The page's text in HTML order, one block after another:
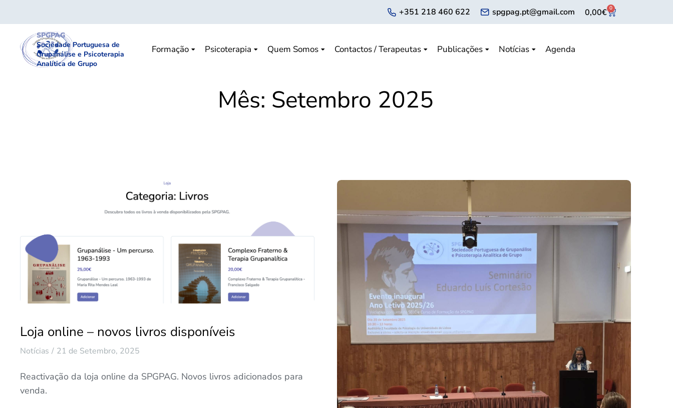
+351 218 460 622 spgpag.pt@gmail.com 0,00€ 0
SPGPAG
Sociedade Portuguesa de
Grupanálise e Psicoterapia
Analítica de Grupo
Formação Psicoterapia Quem Somos Contactos / Terapeutas Publicações Notícias Agenda
Mês: Setembro 2025
Loja online – novos livros disponíveis
Notícias 21 de Setembro, 2025
Reactivação da loja online da SPGPAG. Novos livros adicionados para
venda.